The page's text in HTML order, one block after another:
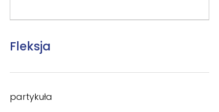
Fleksja
partykuła